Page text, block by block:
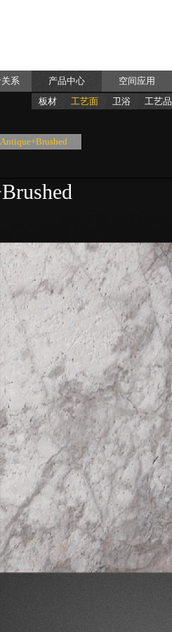
系
产品中心
板材
工艺面 卫浴 工艺品
空间应用